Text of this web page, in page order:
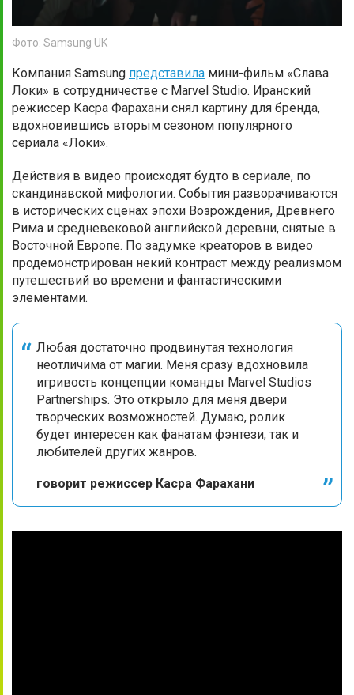
Фото: Samsung UK
Компания Samsung представила мини-фильм «Слава
Локи» в сотрудничестве с Marvel Studio. Иранский
режиссер Касра Фарахани снял картину для бренда,
вдохновившись вторым сезоном популярного
сериала «Локи».
Действия в видео происходят будто в сериале, по
скандинавской мифологии. События разворачиваются
в исторических сценах эпохи Возрождения, Древнего
Рима и средневековой английской деревни, снятые в
Восточной Европе. По задумке креаторов в видео
продемонстрирован некий контраст между реализмом
путешествий во времени и фантастическими
элементами.
Любая достаточно продвинутая технология
неотличима от магии. Меня сразу вдохновила
игривость концепции команды Marvel Studios
Partnerships. Это открыло для меня двери
творческих возможностей. Думаю, ролик
будет интересен как фанатам фэнтези, так и
любителей других жанров.
говорит режиссер Касра Фарахани